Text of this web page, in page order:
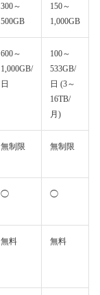
300～
500GB
150～
1,000GB
600～
1,000GB/
日
100～
533GB/
日 (3～
16TB/
月)
無制限 無制限
◯ ◯
無料 無料